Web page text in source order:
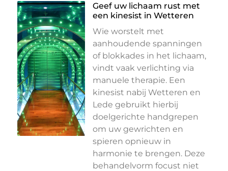
Geef uw lichaam rust met
een kinesist in Wetteren
Wie worstelt met
aanhoudende spanningen
of blokkades in het lichaam,
vindt vaak verlichting via
manuele therapie. Een
kinesist nabij Wetteren en
Lede gebruikt hierbij
doelgerichte handgrepen
om uw gewrichten en
spieren opnieuw in
harmonie te brengen. Deze
behandelvorm focust niet